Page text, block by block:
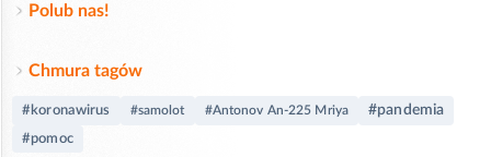
Polub nas!
Chmura tagów
#koronawirus #samolot #Antonov An-225 Mriya #pandemia
#pomoc